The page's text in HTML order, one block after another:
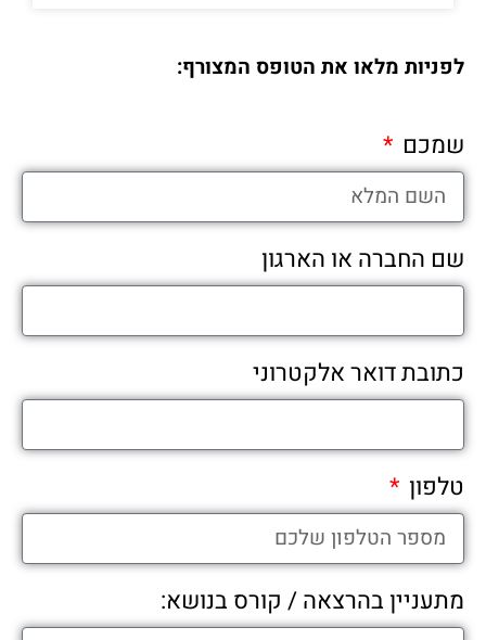
לפניות מלאו את הטופס המצורף:
שמכם
שם החברה או הארגון
כתובת דואר אלקטרוני
טלפון
מתעניין בהרצאה / קורס בנושא: